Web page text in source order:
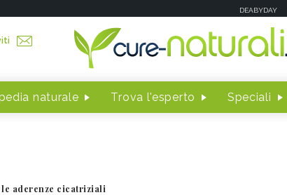
DEABYDAY
naturale Trova l'esperto Speciali
le aderenze cicatriziali